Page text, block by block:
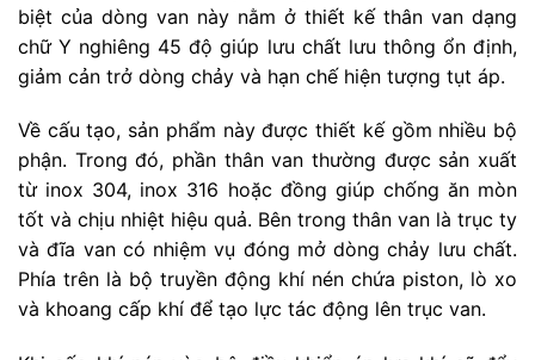
biệt của dòng van này nằm ở thiết kế thân van dạng
chữ Y nghiêng 45 độ giúp lưu chất lưu thông ổn định,
giảm cản trở dòng chảy và hạn chế hiện tượng tụt áp.
Về cấu tạo, sản phẩm này được thiết kế gồm nhiều bộ
phận. Trong đó, phần thân van thường được sản xuất
từ inox 304, inox 316 hoặc đồng giúp chống ăn mòn
tốt và chịu nhiệt hiệu quả. Bên trong thân van là trục ty
và đĩa van có nhiệm vụ đóng mở dòng chảy lưu chất.
Phía trên là bộ truyền động khí nén chứa piston, lò xo
và khoang cấp khí để tạo lực tác động lên trục van.